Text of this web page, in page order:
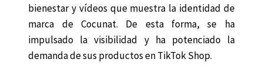
bienestar y vídeos que muestra la identidad de
marca de Cocunat. De esta forma, se ha
impulsado la visibilidad y ha potenciado la
demanda de sus productos en TikTok Shop.